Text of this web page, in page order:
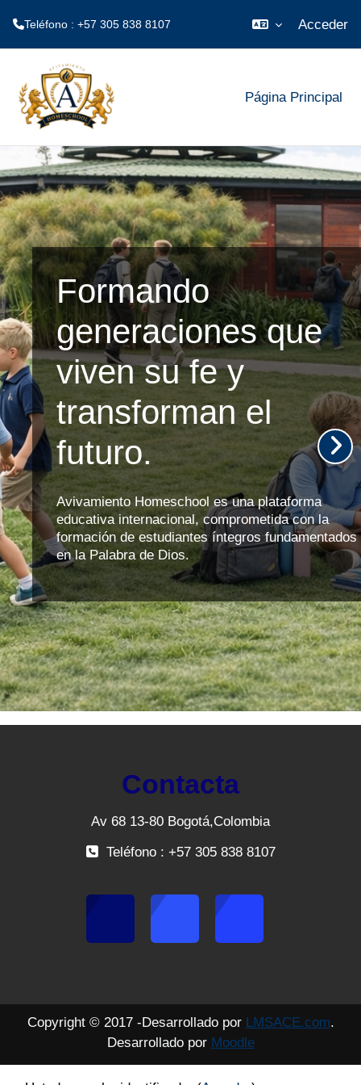
Teléfono : +57 305 838 8107 Acceder
Página Principal
Formando
generaciones que
viven su fe y
transforman el
futuro.
Avivamiento Homeschool es una plataforma
educativa internacional, comprometida con la
formación de estudiantes íntegros fundamentados
en la Palabra de Dios.
Contacta
Av 68 13-80 Bogotá,Colombia
Teléfono : +57 305 838 8107
Copyright © 2017 -Desarrollado por LMSACE.com.
Desarrollado por Moodle